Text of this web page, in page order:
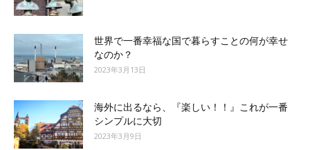
世界で一番幸福な国で暮らすことの何が幸せ
なのか？
2023年3月13日
海外に出るなら、『楽しい！！』これが一番
シンプルに大切
2023年3月9日